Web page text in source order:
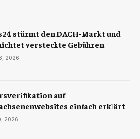
stürmt den DACH-Markt und
versteckte Gebühren
2026
auf
einfach erklärt
2026